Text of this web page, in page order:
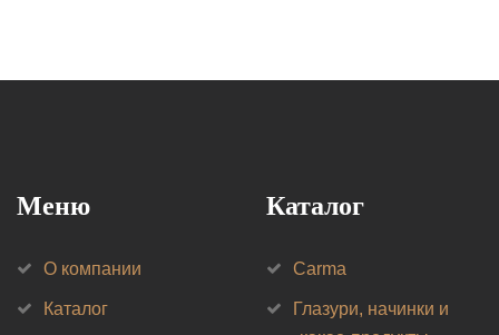
Меню
О компании
Каталог
Каталог
Carma
Глазури, начинки и